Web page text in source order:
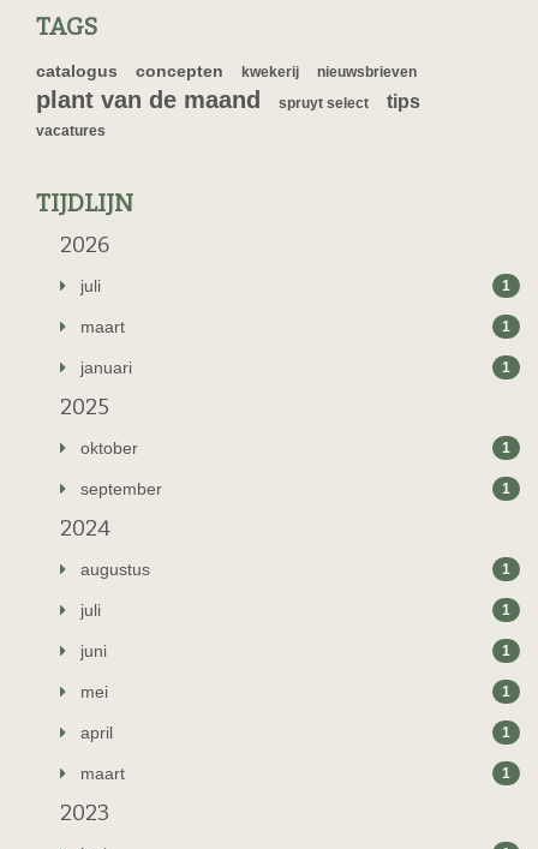
TAGS
catalogus concepten kwekerij nieuwsbrieven
plant van de maand spruyt select tips
vacatures
TIJDLIJN
2026
juli 1
maart 1
januari 1
2025
oktober 1
september 1
2024
augustus 1
juli 1
juni 1
mei 1
april 1
maart 1
2023